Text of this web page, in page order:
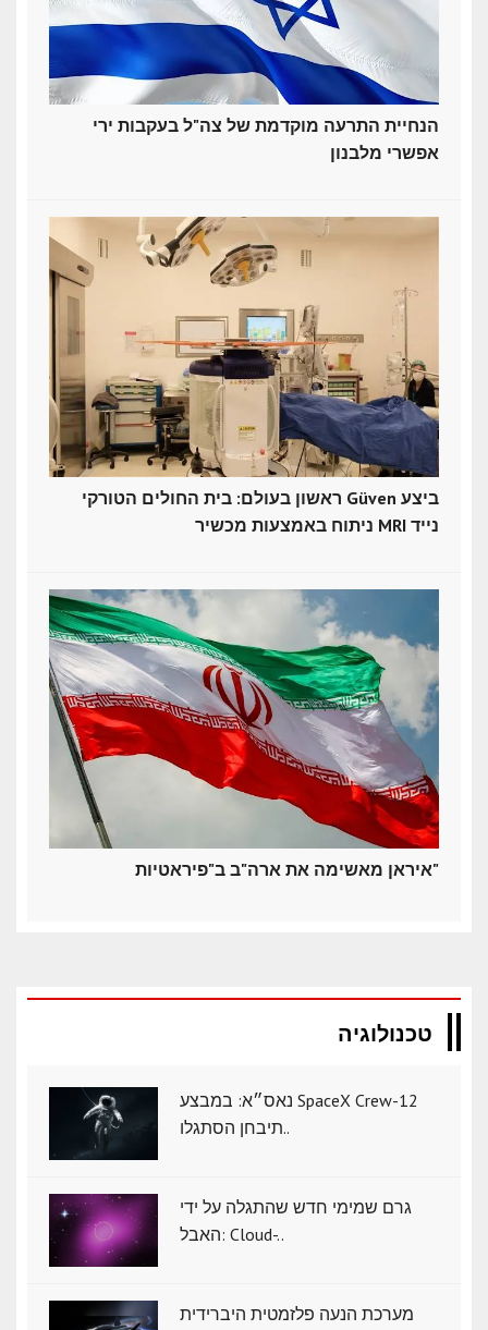
הנחיית התרעה מוקדמת של צה"ל בעקבות ירי
אפשרי מלבנון
ראשון בעולם: בית החולים הטורקי Güven ביצע
ניתוח באמצעות מכשיר MRI נייד
איראן מאשימה את ארה"ב ב"פיראטיות"
טכנולוגיה
נאס״א: במבצע SpaceX Crew-12
תיבחן הסתגלו..
גרם שמימי חדש שהתגלה על ידי
האבל: Cloud-..
מערכת הנעה פלזמטית היברידית